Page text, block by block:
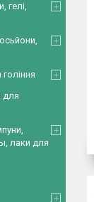
гелі,
для
лаки для